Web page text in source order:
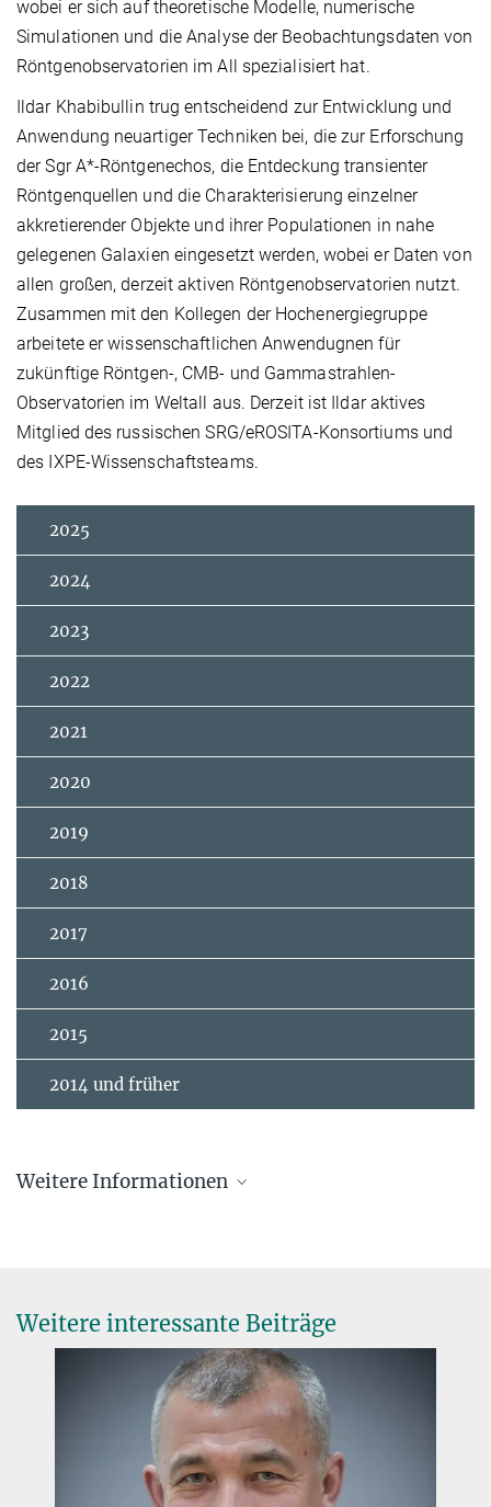
wobei er sich auf theoretische Modelle, numerische
Simulationen und die Analyse der Beobachtungsdaten von
Röntgenobservatorien im All spezialisiert hat.
Ildar Khabibullin trug entscheidend zur Entwicklung und
Anwendung neuartiger Techniken bei, die zur Erforschung
der Sgr A*-Röntgenechos, die Entdeckung transienter
Röntgenquellen und die Charakterisierung einzelner
akkretierender Objekte und ihrer Populationen in nahe
gelegenen Galaxien eingesetzt werden, wobei er Daten von
allen großen, derzeit aktiven Röntgenobservatorien nutzt.
Zusammen mit den Kollegen der Hochenergiegruppe
arbeitete er wissenschaftlichen Anwendugnen für
zukünftige Röntgen-, CMB- und Gammastrahlen-
Observatorien im Weltall aus. Derzeit ist Ildar aktives
Mitglied des russischen SRG/eROSITA-Konsortiums und
des IXPE-Wissenschaftsteams.
2025
2024
2023
2022
2021
2020
2019
2018
2017
2016
2015
2014 und früher
Weitere Informationen
Die Yakov B. Zeldovich-Medaille
Die Yakov B. Zeldovich-Medaille erinnert an den angesehenen
sowjetischen Astrophysiker gleichen Namens. COSPAR verleiht in
seinen acht Abteilungen alle zwei Jahre je eine Zeldovich-Medaille
Weitere interessante Beiträge